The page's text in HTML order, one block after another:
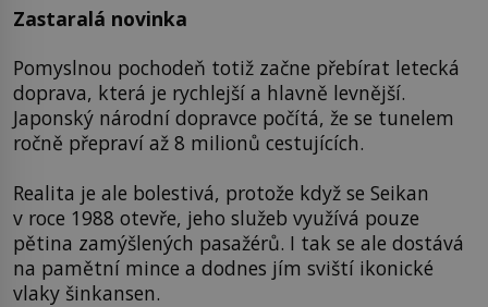
Zastaralá novinka
Pomyslnou pochodeň totiž začne přebírat letecká
doprava, která je rychlejší a hlavně levnější.
Japonský národní dopravce počítá, že se tunelem
ročně přepraví až 8 milionů cestujících.
Realita je ale bolestivá, protože když se Seikan
v roce 1988 otevře, jeho služeb využívá pouze
pětina zamýšlených pasažérů. I tak se ale dostává
na pamětní mince a dodnes jím sviští ikonické
vlaky šinkansen.